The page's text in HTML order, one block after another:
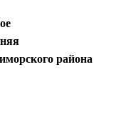
района